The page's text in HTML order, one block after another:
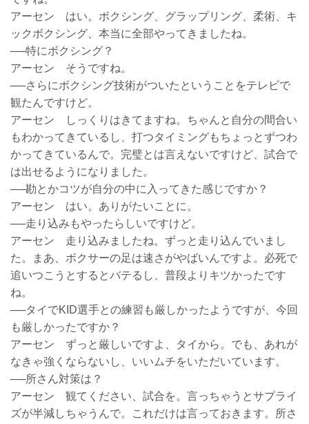
アーセン はい。ボクシング、グラップリング、柔術、キ
ックボクシング、本当に全部やってきましたね。
──特にボクシング？
アーセン そうですね。
──さらにボクシング技術がついたということをテレビで
観たんですけど。
アーセン しっくりはきてますね。ちゃんと自分の間合い
もわかってきているし、打つタイミングもちょっとずつわ
かってきているんで。完璧とは言えないですけど、試合で
は出せるようになりました。
──勘とかコツが自分の中に入ってきた感じですか？
アーセン はい。ありがたいことに。
──走り込みもやったらしいですけど。
アーセン 走り込みましたね。ずっと走り込んでいまし
た。まあ、ボクサーの足は速さがやばいんですよ。必死で
追いつこうとするとバテるし、普段よりキツかったです
ね。
──タイでKID選手との練習も厳しかったようですが、今回
も厳しかったですか？
アーセン ずっと厳しいですよ、タイから。でも、あれが
なきゃ強くならないし、いいムチをいただいています。
──所さん対策は？
アーセン 観てください、試合を。言っちゃうとサプライ
ズが半減しちゃうんで。これだけは言っておきます。所さ